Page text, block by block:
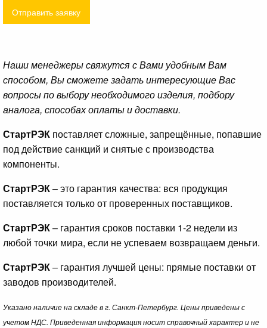
Отправить заявку
Наши менеджеры свяжутся с Вами удобным Вам
способом, Вы сможете задать интересующие Вас
вопросы по выбору необходимого изделия, подбору
аналога, способах оплаты и доставки.
СтартРЭК поставляет сложные, запрещённые, попавшие
под действие санкций и снятые с производства
компоненты.
СтартРЭК– это гарантия качества: вся продукция
поставляется только от проверенных поставщиков.
СтартРЭК– гарантия сроков поставки 1-2 недели из
любой точки мира, если не успеваем возвращаем деньги.
СтартРЭК– гарантия лучшей цены: прямые поставки от
заводов производителей.
Указано наличие на складе в г. Санкт-Петербург. Цены приведены с
учетом НДС. Приведенная информация носит справочный характер и не